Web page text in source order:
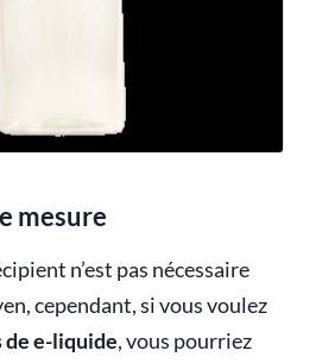
mesure
n’est pas nécessaire
cependant, si vous voulez
de e-liquide, vous pourriez